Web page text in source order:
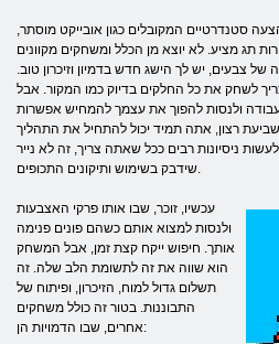
סטנדרטיים המקובלים כגון אובייקט מוסתר,
תג מציע. לא יוצא מן הכלל ומשחקים מקוונים
​​צבעים, יש לך הישג חדש בדמיון וזיכרון טוב.
לשחק את כל החלקים בדיוק כמו המקור. אבל
ולנסות להפוך את עצמך להמחיש אפשרות
רצון, אתה תמיד יכול להתחיל את התהליך
ניסיונות רבים ככל שאתה צריך, זה לא נייר
עכשיו, זוכר, שבו אותו פרקי האצבעות
ולנסות למצוא אותם כשהם פונים פנימה
אותך. חיפוש ייקח קצת זמן, אבל המשחק
הוא שווה את זה לתשומת הלב שלה. זה
תשלום גדול למוח, הזיכרון, ופיתוח של
התבוננות. בטור זה כולל משחקים
אחרים, שבו הדמויות הן: